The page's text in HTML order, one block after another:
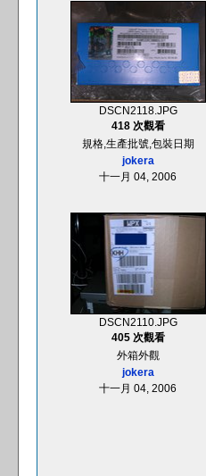
DSCN2118.JPG
418 次觀看
規格,生產批號,包裝日期
jokera
十一月 04, 2006
DSCN2110.JPG
405 次觀看
外箱外觀
jokera
十一月 04, 2006